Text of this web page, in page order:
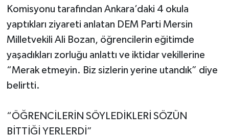
Komisyonu tarafından Ankara’daki 4 okula
yaptıkları ziyareti anlatan DEM Parti Mersin
Milletvekili Ali Bozan, öğrencilerin eğitimde
yaşadıkları zorluğu anlattı ve iktidar vekillerine
“Merak etmeyin. Biz sizlerin yerine utandık” diye
belirtti.
“ÖĞRENCİLERİN SÖYLEDİKLERİ SÖZÜN
BİTTİĞİ YERLERDİ”